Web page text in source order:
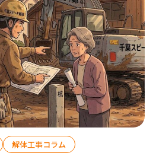
き家をそのまま放置してし
解体工事コラム